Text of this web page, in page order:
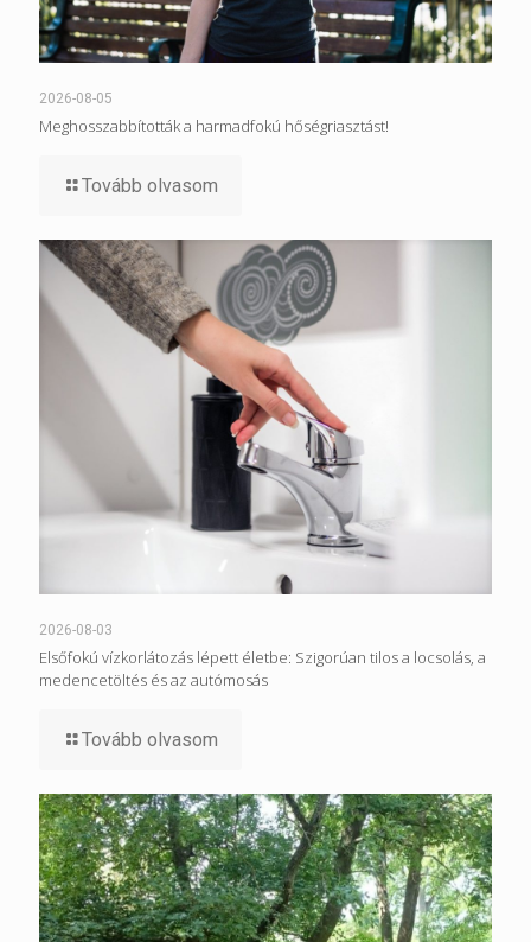
2026-08-05
Meghosszabbították a harmadfokú hőségriasztást!
Tovább olvasom
2026-08-03
Elsőfokú vízkorlátozás lépett életbe: Szigorúan tilos a locsolás, a
medencetöltés és az autómosás
Tovább olvasom